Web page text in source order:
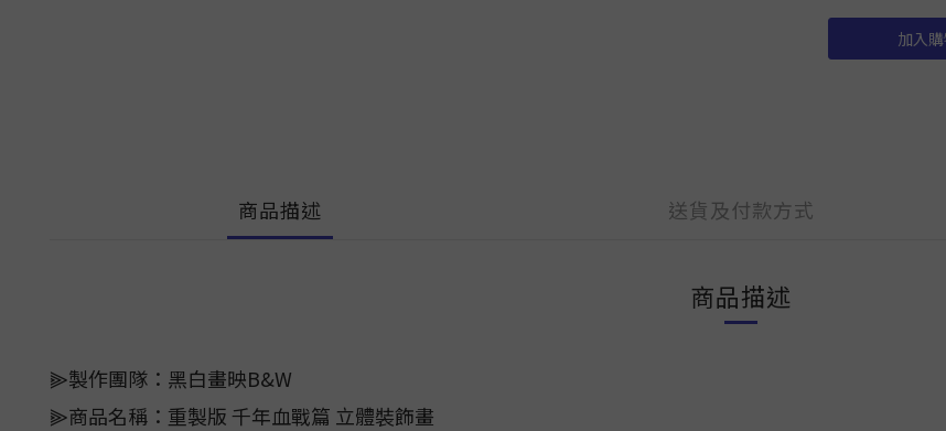
加入
商品描述 送貨及付款方式
商品描述
⫸製作團隊：黑白畫映B&W
⫸商品名稱：重製版 千年血戰篇 立體裝飾畫